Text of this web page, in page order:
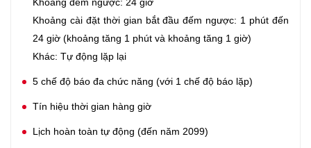
Khoảng cài đặt thời gian bắt đầu đếm ngược: 1 phút đến
24 giờ (khoảng tăng 1 phút và khoảng tăng 1 giờ)
Khác: Tự động lặp lại
5 chế độ báo đa chức năng (với 1 chế độ báo lặp)
Tín hiệu thời gian hàng giờ
Lịch hoàn toàn tự động (đến năm 2099)